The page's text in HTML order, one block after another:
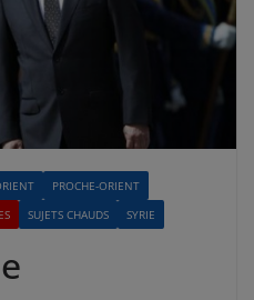
PROCHE-ORIENT
SUJETS CHAUDS SYRIE